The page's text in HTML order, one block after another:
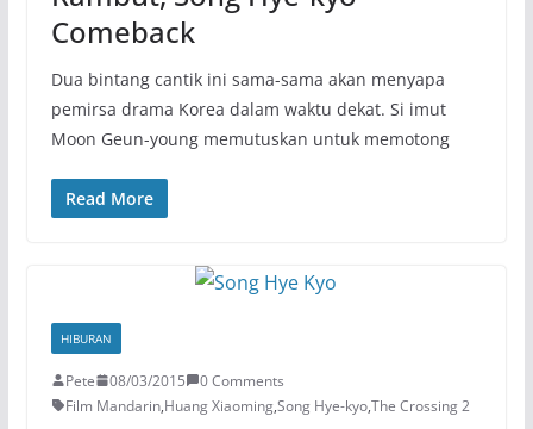
Comeback
Dua bintang cantik ini sama-sama akan menyapa
pemirsa drama Korea dalam waktu dekat. Si imut
Moon Geun-young memutuskan untuk memotong
Read More
HIBURAN
Pete 08/03/2015
0 Comments
Film Mandarin,Huang Xiaoming,Song Hye-kyo,The Crossing 2